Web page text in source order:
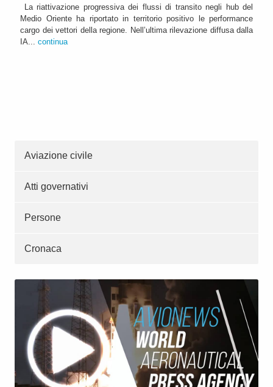
La riattivazione progressiva dei flussi di transito negli hub del
Medio Oriente ha riportato in territorio positivo le performance
cargo dei vettori della regione. Nell’ultima rilevazione diffusa dalla
IA... continua
Aviazione civile
Atti governativi
Persone
Cronaca